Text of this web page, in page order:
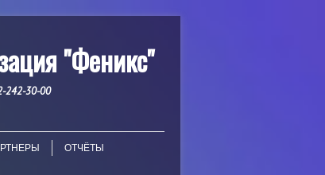
"Феникс"
242-30-00
ОТЧЁТЫ